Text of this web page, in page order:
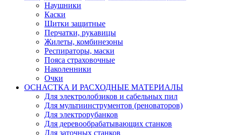
Наушники
Каски
Щитки защитные
Перчатки, рукавицы
Жилеты, комбинезоны
Респираторы, маски
Пояса страховочные
Наколенники
Очки
ОСНАСТКА И РАСХОДНЫЕ МАТЕРИАЛЫ
Для электролобзиков и сабельных пил
Для мультиинструментов (реноваторов)
Для электрорубанков
Для деревообрабатывающих станков
Для заточных станков